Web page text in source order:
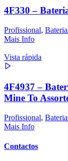
4F330 –
Profissional,
Mais Info
Vista rápida
4F4937 –
Mine To
Profissional,
Mais Info
Contactos